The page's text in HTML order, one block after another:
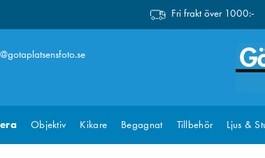
Fri frakt över 1000:-
Objektiv Kikare Begagnat Tillbehör Ljus &